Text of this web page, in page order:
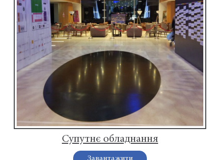
Супутнє обладнання